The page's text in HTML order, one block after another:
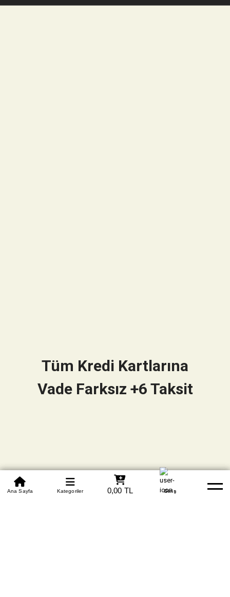
0850 305 09 70
Beden Tablosu Banka Hesapları Whatsapp Yardım
Ana Sayfa Kategoriler 0,00 TL Giriş
Tüm Kredi Kartlarına
Vade Farksız +6 Taksit